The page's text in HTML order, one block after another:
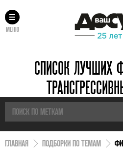
МЕНЮ
СПИСОК ЛУЧШИХ
ГЛАВНАЯ ПОДБОРКИ ПО ТЕМАМ